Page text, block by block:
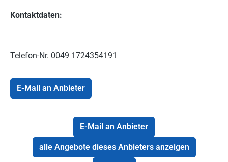
Kontaktdaten:
Telefon-Nr. 0049 1724354191
E-Mail an Anbieter
E-Mail an Anbieter
alle Angebote dieses Anbieters anzeigen